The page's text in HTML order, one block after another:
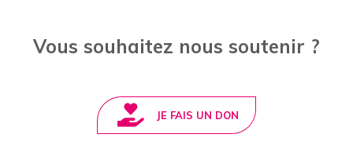
Vous souhaitez nous soutenir ?
JE FAIS UN DON